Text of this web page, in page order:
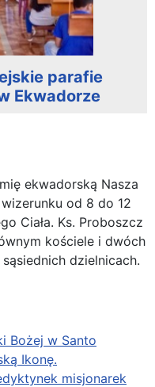
parafie
Ekwadorze
ekwadorską Nasza
od 8 do 12
Ciała. Ks. Proboszcz
kościele i dwóch
dzielnicach.
Bożej w Santo
Ikonę.
misjonarek